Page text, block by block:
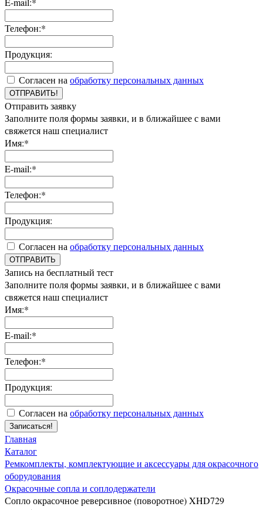
Телефон:*
Продукция:
Согласен на обработку персональных данных
ОТПРАВИТЬ!
Отправить заявку
Заполните поля формы заявки, и в ближайшее с вами
свяжется наш специалист
Имя:*
E-mail:*
Телефон:*
Продукция:
Согласен на обработку персональных данных
ОТПРАВИТЬ
Запись на бесплатный тест
Заполните поля формы заявки, и в ближайшее с вами
свяжется наш специалист
Имя:*
E-mail:*
Телефон:*
Продукция:
Согласен на обработку персональных данных
Записаться!
Главная
Каталог
Ремкомплекты, комплектующие и аксессуары для окрасочного
оборудования
Окрасочные сопла и соплодержатели
Сопло окрасочное реверсивное (поворотное) XHD729